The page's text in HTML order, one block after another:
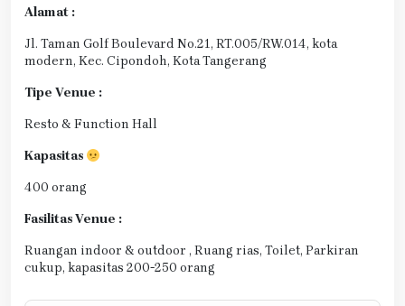
Alamat :
Jl. Taman Golf Boulevard No.21, RT.005/RW.014, kota
modern, Kec. Cipondoh, Kota Tangerang
Tipe Venue :
Resto & Function Hall
Kapasitas
400 orang
Fasilitas Venue :
Ruangan indoor & outdoor , Ruang rias, Toilet, Parkiran
cukup, kapasitas 200-250 orang